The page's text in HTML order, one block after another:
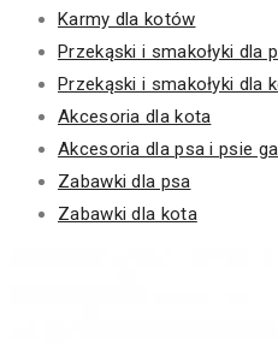
Karmy dla kotów
Przekąski i smakołyki dla
Przekąski i smakołyki dla
Akcesoria dla kota
Akcesoria dla psa i psie
Zabawki dla psa
Zabawki dla kota